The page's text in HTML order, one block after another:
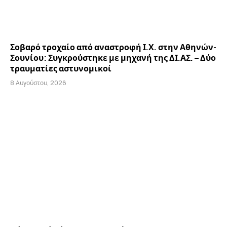
Σοβαρό τροχαίο από αναστροφή Ι.Χ. στην Αθηνών-
Σουνίου: Συγκρούστηκε με μηχανή της ΔΙ.ΑΣ. – Δύο
τραυματίες αστυνομικοί
8 Αυγούστου, 2026